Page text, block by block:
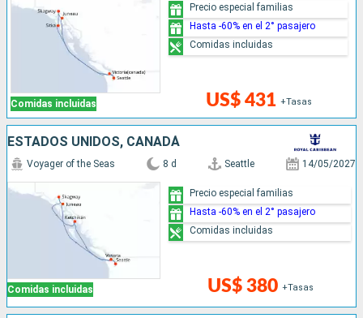
Comidas incluidas US$ 431 +Tasas
Precio especial familias
Hasta -60% en el 2° pasajero
Comidas incluidas
ESTADOS UNIDOS, CANADÁ
Comidas incluidas
Voyager of the Seas 8 d Seattle 14/05/2027
US$ 380 +Tasas
Precio especial familias
Hasta -60% en el 2° pasajero
Comidas incluidas